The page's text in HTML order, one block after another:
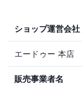
ショップ運営会社
エードゥー 本店
販売事業者名